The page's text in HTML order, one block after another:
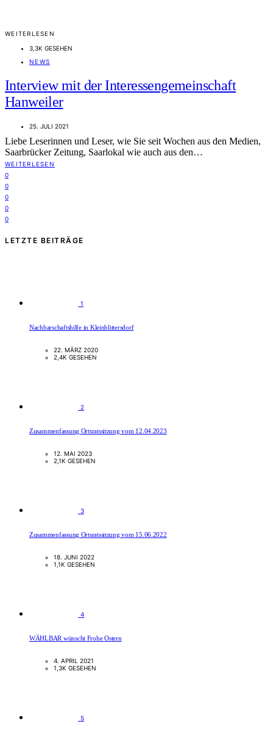
WEITERLESEN
3,3K GESEHEN
NEWS
Interview mit der Interessengemeinschaft
Hanweiler
25. JULI 2021
Liebe Leserinnen und Leser, wie Sie seit Wochen aus den Medien,
Saarbrücker Zeitung, Saarlokal wie auch aus den…
WEITERLESEN
0
0
0
0
0
LETZTE BEITRÄGE
1
Nachbarschaftshilfe in Kleinblittersdorf
22. MÄRZ 2020
2,4K GESEHEN
2
Zusammenfassung Ortsratssitzung vom 12.04.2023
12. MAI 2023
2,1K GESEHEN
3
Zusammenfassung Ortsratssitzung vom 15.06.2022
18. JUNI 2022
1,1K GESEHEN
4
WÄHLBAR wünscht Frohe Ostern
4. APRIL 2021
1,3K GESEHEN
5